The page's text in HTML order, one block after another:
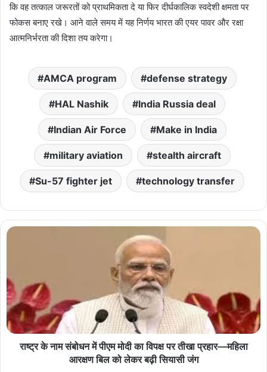
कि वह तत्काल जरूरतों को प्राथमिकता दे या फिर दीर्घकालिक स्वदेशी क्षमता पर
फोकस बनाए रखे। आने वाले समय में यह निर्णय भारत की एयर पावर और रक्षा
आत्मनिर्भरता की दिशा तय करेगा।
AMCA program defense strategy
HAL Nashik India Russia deal
Indian Air Force Make in India
military aviation stealth aircraft
Su-57 fighter jet technology transfer
राष्ट्र के नाम संबोधन में पीएम मोदी का विपक्ष पर तीखा प्रहार—महिला
आरक्षण बिल को लेकर बढ़ी सियासी जंग